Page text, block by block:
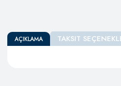
AÇIKLAMA TAKSIT